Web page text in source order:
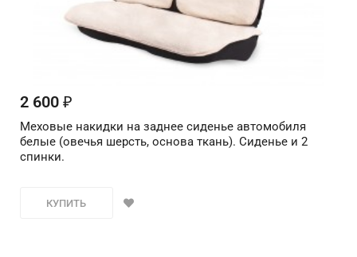
2 600 ₽
Меховые накидки на заднее сиденье автомобиля
белые (овечья шерсть, основа ткань). Сиденье и 2
спинки.
КУПИТЬ